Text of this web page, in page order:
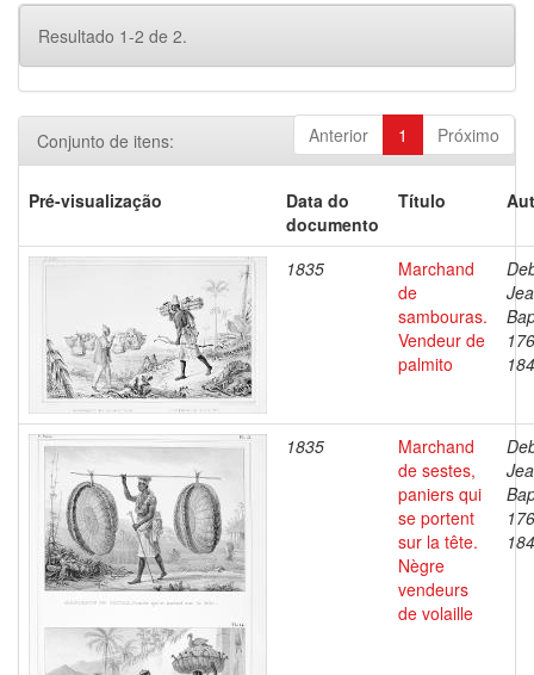
Resultado 1-2 de 2.
Anterior 1 Próximo
Conjunto de itens:
Pré-visualização
Data do
documento
Título
1835
Marchand
de
sambouras.
Vendeur de
palmito
1835
Marchand
de sestes,
paniers qui
se portent
sur la tête.
Nègre
vendeurs
de volaille